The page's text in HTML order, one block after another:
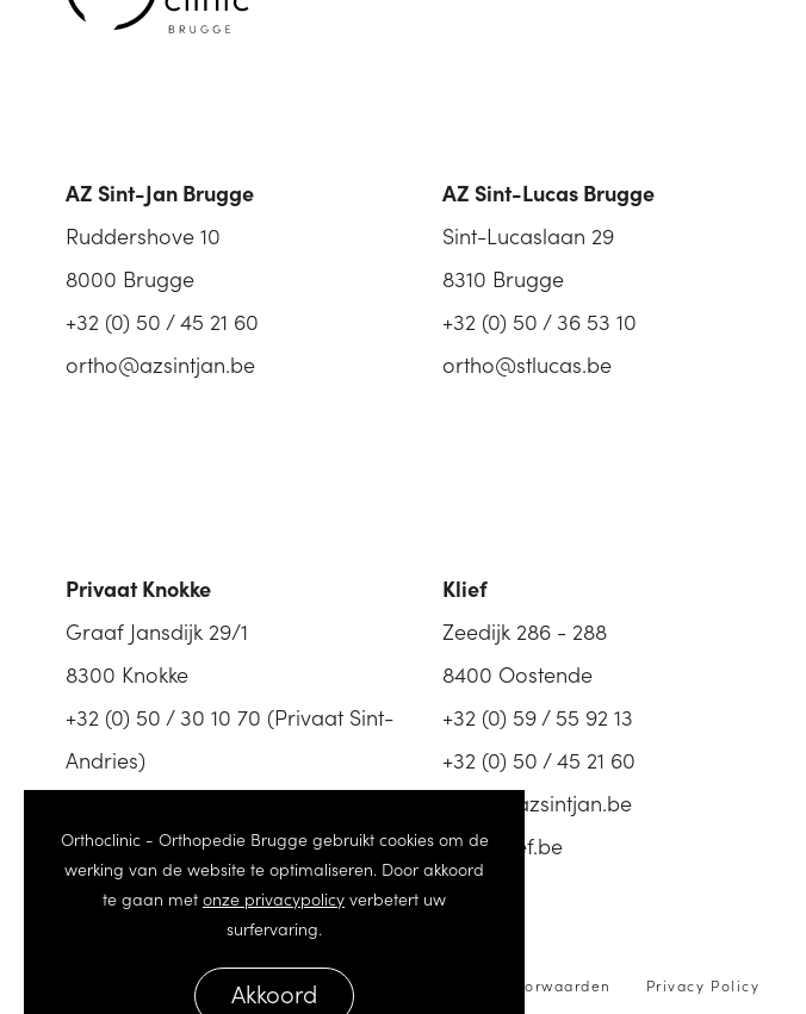
AZ Sint-Jan Brugge
Ruddershove 10
8000 Brugge
+32 (0) 50 / 45 21 60
ortho@azsintjan.be
AZ Sint-Lucas Brugge
Sint-Lucaslaan 29
8310 Brugge
+32 (0) 50 / 36 53 10
ortho@stlucas.be
Privaat Knokke
Graaf Jansdijk 29/1
8300 Knokke
+32 (0) 50 / 30 10 70 (Privaat Sint-
Andries)
Klief
Zeedijk 286 - 288
8400 Oostende
+32 (0) 59 / 55 92 13
+32 (0) 50 / 45 21 60
ortho@azsintjan.be
www.klief.be
© 2026 Orthoclinic - Orthopedie Brugge Algemene Voorwaarden Privacy Policy
Orthoclinic - Orthopedie Brugge gebruikt cookies om de
werking van de website te optimaliseren. Door akkoord
te gaan met onze privacypolicy verbetert uw
surfervaring.
Akkoord